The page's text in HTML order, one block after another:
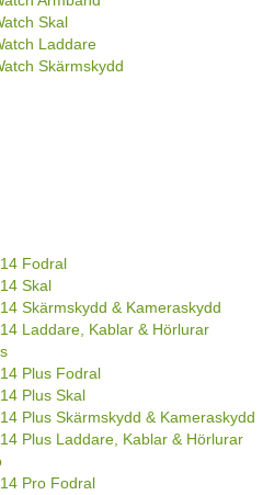
Skal
Laddare
Skärmskydd
Fodral
Skal
Skärmskydd & Kameraskydd
Laddare, Kablar & Hörlurar
Plus Fodral
Plus Skal
Plus Skärmskydd & Kameraskydd
Plus Laddare, Kablar & Hörlurar
Pro Fodral